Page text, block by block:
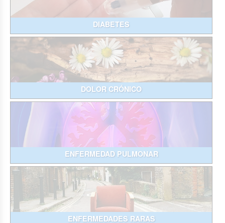
DIABETES
DOLOR CRÓNICO
ENFERMEDAD PULMONAR
ENFERMEDADES RARAS